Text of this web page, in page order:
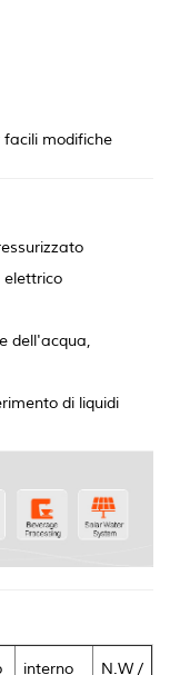
facili modifiche
elettrico
dell'acqua,
di liquidi
interno N.W /